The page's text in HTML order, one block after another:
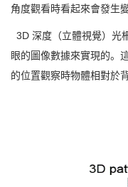
角度觀看時看起來會發生
3D 深度（立體視覺）光
眼的圖像數據來實現的。
的位置觀察時物體相對於